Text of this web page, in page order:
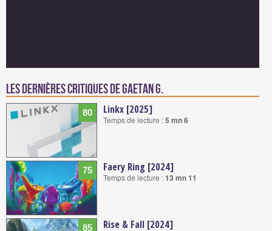
Les dernières critiques de Gaetan G.
80 Linkx [2025]
Temps de lecture :5 mn 6
75 Faery Ring [2024]
Temps de lecture :13 mn 11
85 Rise & Fall [2024]